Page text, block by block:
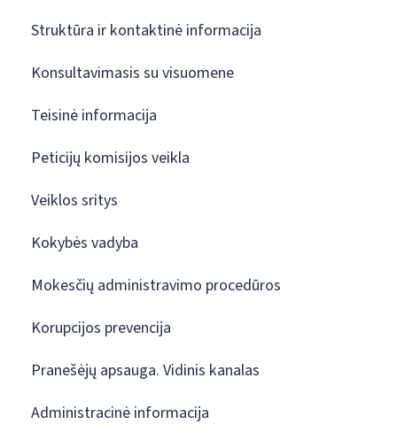
Struktūra ir kontaktinė informacija
Konsultavimasis su visuomene
Teisinė informacija
Peticijų komisijos veikla
Veiklos sritys
Kokybės vadyba
Mokesčių administravimo procedūros
Korupcijos prevencija
Pranešėjų apsauga. Vidinis kanalas
Administracinė informacija